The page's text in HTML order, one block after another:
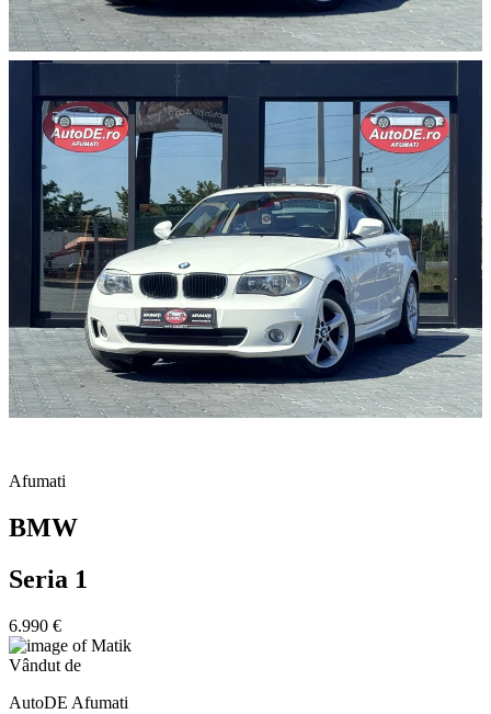
Afumati
BMW
Seria 1
6.990 €
Vândut de
AutoDE Afumati